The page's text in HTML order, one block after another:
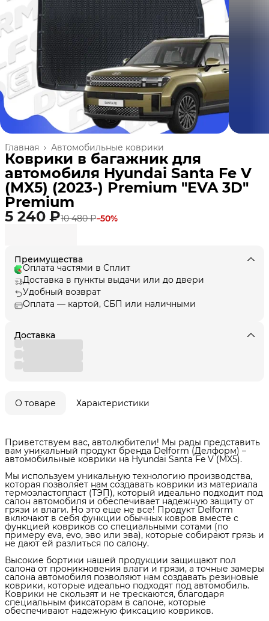
Автомобильные коврики
Главная ›
Коврики в багажник для
автомобиля Hyundai Santa Fe V
(MX5) (2023-) Premium "EVA 3D"
Premium
5 240 ₽10 480 ₽−50%
Преимущества
Оплата частями в Сплит
Доставка в пункты выдачи или до двери
Удобный возврат
Оплата — картой, СБП или наличными
Доставка
О товаре Характеристики
Приветствуем вас, автолюбители! Мы рады представить
вам уникальный продукт бренда Delform (Делформ) –
автомобильные коврики на Hyundai Santa Fe V (MX5).
Мы используем уникальную технологию производства,
которая позволяет нам создавать коврики из материала
термоэластопласт (ТЭП), который идеально подходит под
салон автомобиля и обеспечивает надежную защиту от
грязи и влаги. Но это еще не все! Продукт Delform
включают в себя функции обычных ковров вместе с
функцией ковриков со специальными сотами (по
примеру eva, evo, эво или эва), которые собирают грязь и
не дают ей разлиться по салону.
Высокие бортики нашей продукции защищают пол
салона от проникновения влаги и грязи, а точные замеры
салона автомобиля позволяют нам создавать резиновые
коврики, которые идеально подходят под автомобиль.
Коврики не скользят и не трескаются, благодаря
специальным фиксаторам в салоне, которые
обеспечивают надежную фиксацию ковриков.